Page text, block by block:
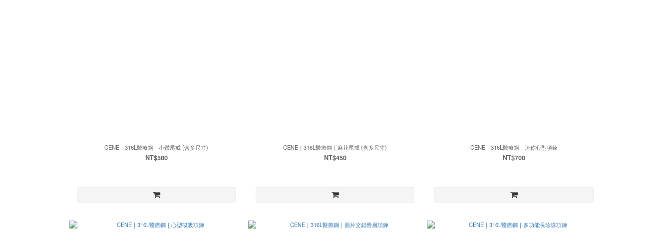
CENE｜316L醫療鋼｜小鑽尾戒 (含多尺寸)
NT$580
CENE｜316L醫療鋼｜麻花尾戒 (含多尺寸)
NT$450
CENE｜316L醫療鋼｜迷你心型項鍊
NT$700